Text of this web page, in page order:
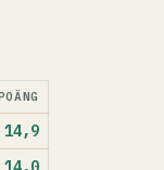
14,9